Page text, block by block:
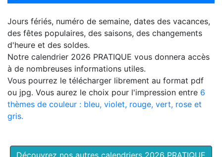
Jours fériés, numéro de semaine, dates des vacances,
des fêtes populaires, des saisons, des changements
d'heure et des soldes.
Notre calendrier 2026 PRATIQUE vous donnera accès
à de nombreuses informations utiles.
Vous pourrez le télécharger librement au format pdf
ou jpg. Vous aurez le choix pour l'impression entre 6
thèmes de couleur : bleu, violet, rouge, vert, rose et
gris.
Découvrez nos autres calendriers 2026 PRATIQUE